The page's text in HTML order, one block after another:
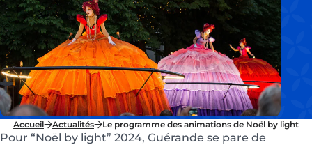
Accueil Actualités Le programme des animations de Noël by light
Pour “Noël by light” 2024, Guérande se pare de